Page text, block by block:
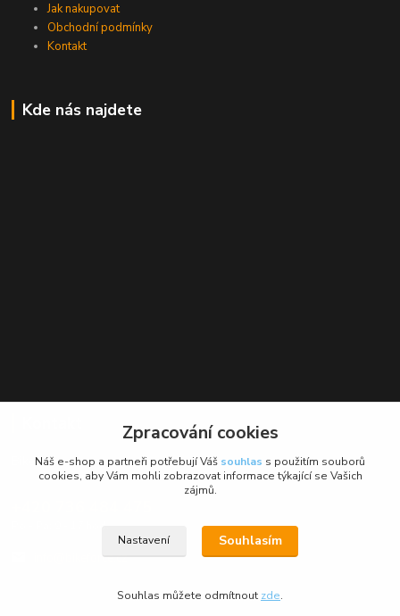
Jak nakupovat
Obchodní podmínky
Kontakt
Kde nás najdete
BikeForce.cz
info@bikeforce.cz
Zpracování cookies
Náš e-shop a partneři potřebují Váš souhlas s použitím souborů
cookies, aby Vám mohli zobrazovat informace týkající se Vašich
zájmů.
Nastavení Souhlasím
Souhlas můžete odmítnout zde.